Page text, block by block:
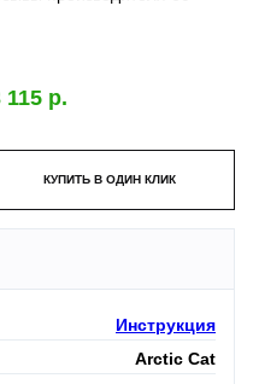
115
КУПИТЬ В ОДИН КЛИК
Инструкция
Arctic Cat